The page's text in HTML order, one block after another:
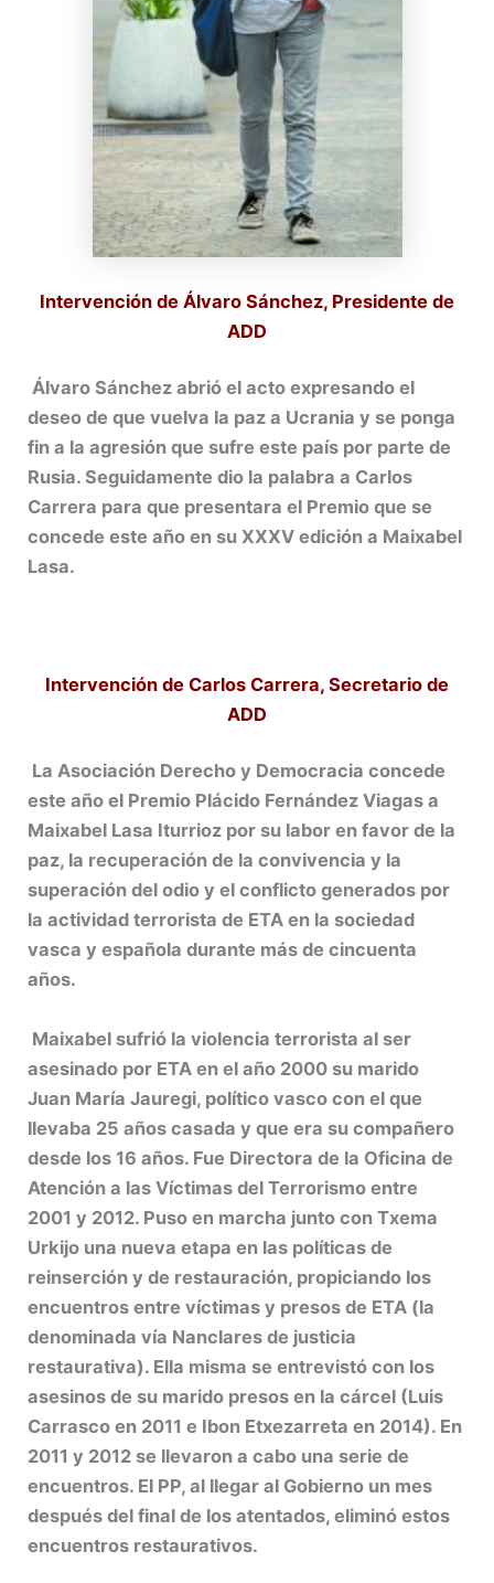
Intervención de Álvaro Sánchez, Presidente de
ADD
Álvaro Sánchez abrió el acto expresando el
deseo de que vuelva la paz a Ucrania y se ponga
fin a la agresión que sufre este país por parte de
Rusia. Seguidamente dio la palabra a Carlos
Carrera para que presentara el Premio que se
concede este año en su XXXV edición a Maixabel
Lasa.
Intervención de Carlos Carrera, Secretario de
ADD
La Asociación Derecho y Democracia concede
este año el Premio Plácido Fernández Viagas a
Maixabel Lasa Iturrioz por su labor en favor de la
paz, la recuperación de la convivencia y la
superación del odio y el conflicto generados por
la actividad terrorista de ETA en la sociedad
vasca y española durante más de cincuenta
años.
Maixabel sufrió la violencia terrorista al ser
asesinado por ETA en el año 2000 su marido
Juan María Jauregi, político vasco con el que
llevaba 25 años casada y que era su compañero
desde los 16 años. Fue Directora de la Oficina de
Atención a las Víctimas del Terrorismo entre
2001 y 2012. Puso en marcha junto con Txema
Urkijo una nueva etapa en las políticas de
reinserción y de restauración, propiciando los
encuentros entre víctimas y presos de ETA (la
denominada vía Nanclares de justicia
restaurativa). Ella misma se entrevistó con los
asesinos de su marido presos en la cárcel (Luis
Carrasco en 2011 e Ibon Etxezarreta en 2014). En
2011 y 2012 se llevaron a cabo una serie de
encuentros. El PP, al llegar al Gobierno un mes
después del final de los atentados, eliminó estos
encuentros restaurativos.